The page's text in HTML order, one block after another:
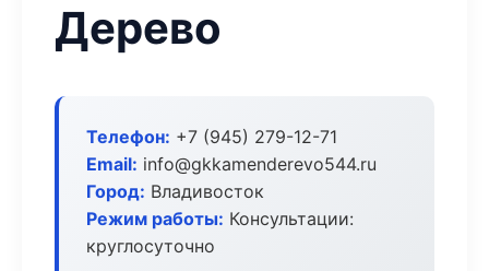
Дерево
Телефон: +7 (945) 279-12-71
Email: info@gkkamenderevo544.ru
Город: Владивосток
Режим работы: Консультации:
круглосуточно